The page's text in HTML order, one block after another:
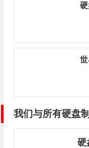
世
我们与所有硬盘
硬